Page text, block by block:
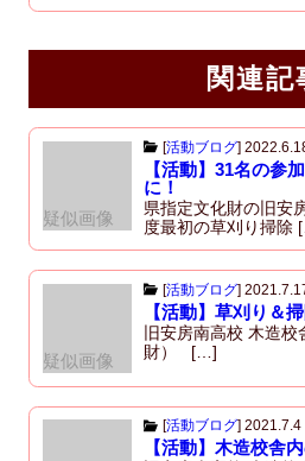
o
k
n
関連記
疑似画像
[活動ブログ]
【活動】31名の参
に！
県指定文化財の旧安
度最初の草刈り掃除
疑似画像
[活動ブログ]
【活動】草刈り＆
旧安房南高校 木造
財） […]
[活動ブログ] 2021.7.4
【活動】木造校舎